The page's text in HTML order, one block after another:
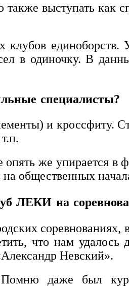
выступать как
клубов единоборств.
в одиночку. В
специалисты?
и кроссфиту.
же упирается в
общественных
ЛЕКИ на
соревнованиях,
что нам удалось
Невский».
Помню даже был